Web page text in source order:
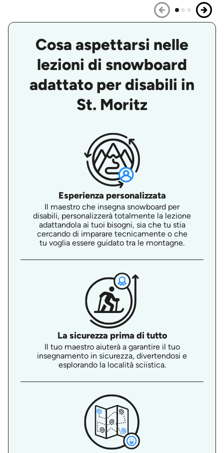
Cosa aspettarsi nelle
lezioni di snowboard
adattato per disabili in
St. Moritz
Esperienza personalizzata
Il maestro che insegna snowboard per
disabili, personalizzerà totalmente la lezione
adattandola ai tuoi bisogni, sia che tu stia
cercando di imparare tecnicamente o che
tu voglia essere guidato tra le montagne.
La sicurezza prima di tutto
Il tuo maestro aiuterà a garantire il tuo
insegnamento in sicurezza, divertendosi e
esplorando la località sciistica.